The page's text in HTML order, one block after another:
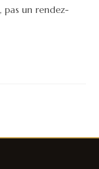
pas un rendez-